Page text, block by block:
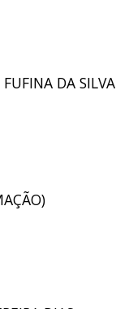
DA SILVA